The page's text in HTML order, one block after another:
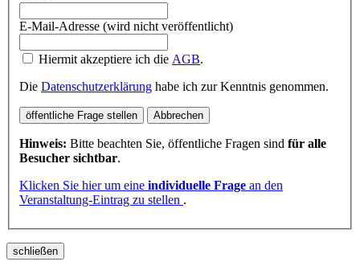
E-Mail-Adresse (wird nicht veröffentlicht)
Hiermit akzeptiere ich die AGB.
Die Datenschutzerklärung habe ich zur Kenntnis genommen.
öffentliche Frage stellen Abbrechen
Hinweis: Bitte beachten Sie, öffentliche Fragen sind für alle
Besucher sichtbar.
Klicken Sie hier um eine individuelle Frage an den
Veranstaltung-Eintrag zu stellen .
schließen